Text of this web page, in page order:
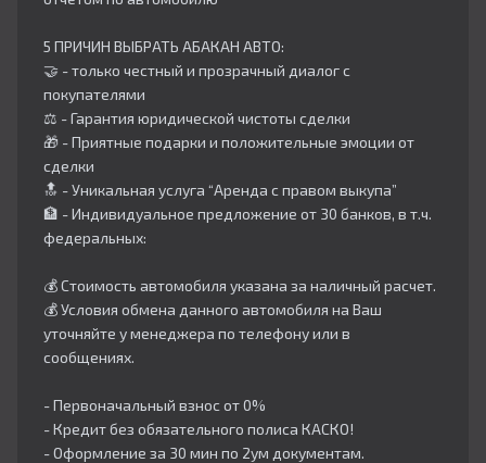
5 ПРИЧИН ВЫБРАТЬ АБАКАН АВТО:
🤝 - только честный и прозрачный диалог с
покупателями
⚖️ - Гарантия юридической чистоты сделки
🎁 - Приятные подарки и положительные эмоции от
сделки
🔝 - Уникальная услуга “Аренда с правом выкупа”
🏦 - Индивидуальное предложение от 30 банков, в т.ч.
федеральных:
💰 Стоимость автомобиля указана за наличный расчет.
💰 Условия обмена данного автомобиля на Ваш
уточняйте у менеджера по телефону или в
сообщениях.
- Первоначальный взнос от 0%
- Кредит без обязательного полиса КАСКО!
- Оформление за 30 мин по 2ум документам.